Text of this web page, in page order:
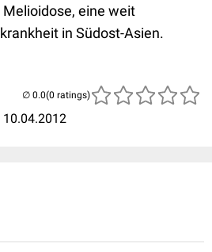
eine weit
in Südost-Asien.
10.04.2012
(0 ratings)